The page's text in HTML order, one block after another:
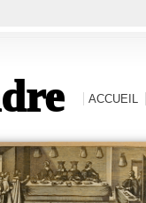
ACCUEIL